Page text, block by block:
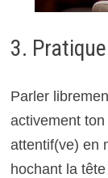
3.
Parler
activement
attentif(ve) en
hochant la